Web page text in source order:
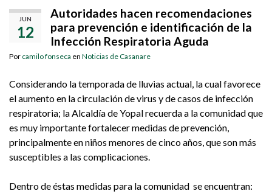
JUN
12
Autoridades hacen recomendaciones
para prevención e identificación de la
Infección Respiratoria Aguda
Por camilo fonseca en Noticias de Casanare
Considerando la temporada de lluvias actual, la cual favorece
el aumento en la circulación de virus y de casos de infección
respiratoria; la Alcaldía de Yopal recuerda a la comunidad que
es muy importante fortalecer medidas de prevención,
principalmente en niños menores de cinco años, que son más
susceptibles a las complicaciones.
Dentro de éstas medidas para la comunidad se encuentran: